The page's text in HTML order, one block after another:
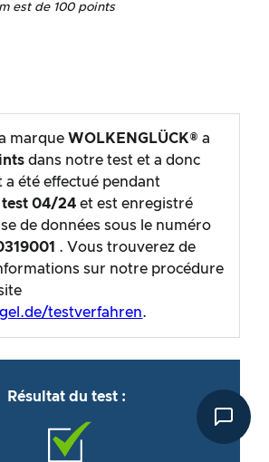
est de 100 points
marqueWOLKENGLÜCK® a
dans notre test et a donc
a été effectué pendant
test04/24 et est enregistré
de données sous le numéro
. Vous trouverez de
sur notre procédure
testverfahren.
Résultat du test :